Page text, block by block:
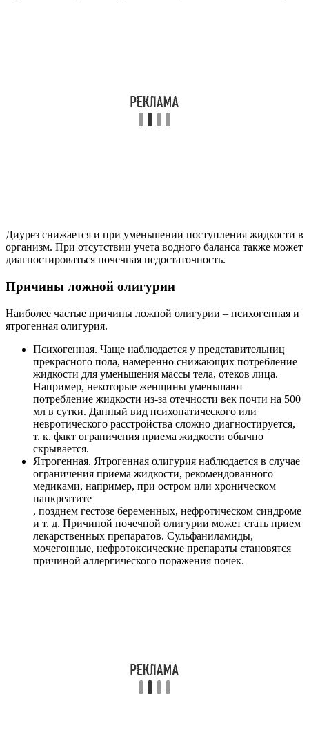
Диурез снижается и при уменьшении поступления жидкости в
организм. При отсутствии учета водного баланса также может
диагностироваться почечная недостаточность.
Причины ложной олигурии
Наиболее частые причины ложной олигурии – психогенная и
ятрогенная олигурия.
Психогенная. Чаще наблюдается у представительниц
прекрасного пола, намеренно снижающих потребление
жидкости для уменьшения массы тела, отеков лица.
Например, некоторые женщины уменьшают
потребление жидкости из-за отечности век почти на 500
мл в сутки. Данный вид психопатического или
невротического расстройства сложно диагностируется,
т. к. факт ограничения приема жидкости обычно
скрывается.
Ятрогенная. Ятрогенная олигурия наблюдается в случае
ограничения приема жидкости, рекомендованного
медиками, например, при остром или хроническом
панкреатите
, позднем гестозе беременных, нефротическом синдроме
и т. д. Причиной почечной олигурии может стать прием
лекарственных препаратов. Сульфаниламиды,
мочегонные, нефротоксические препараты становятся
причиной аллергического поражения почек.